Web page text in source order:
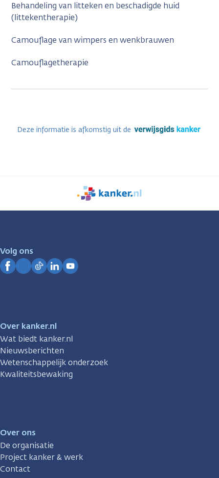
Behandeling van litteken en beschadigde huid
(littekentherapie)
Camouflage van wimpers en wenkbrauwen
Camouflagetherapie
Deze informatie is afkomstig uit de
We
zijn
Volg ons
Over kanker.nl
Wat biedt kanker.nl
Nieuwsberichten
Wetenschappelijk onderzoek
Kwaliteitsbewaking
Over ons
De organisatie
Project kanker & werk
Contact